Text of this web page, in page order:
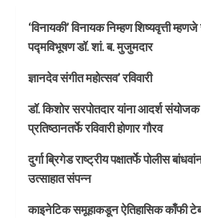
‘विनायकी’ विनायक निम्हण शिष्यवृत्ती
पद्मविभूषण डॉ. शां. ब. मुजुमदार
ज्ञानदेव संगीत महोत्सव’ रविवारी
डॉ. किशोर सरपोतदार यांना आदर्श
प्रतिष्ठानतर्फे रविवारी होणार गौरव
दुर्गा ब्रिगेड राष्ट्रीय पक्षातर्फे पोलीस
उत्साहात संपन्न
काइनेटिक समूहाकडून ऐतिहासिक काँफी